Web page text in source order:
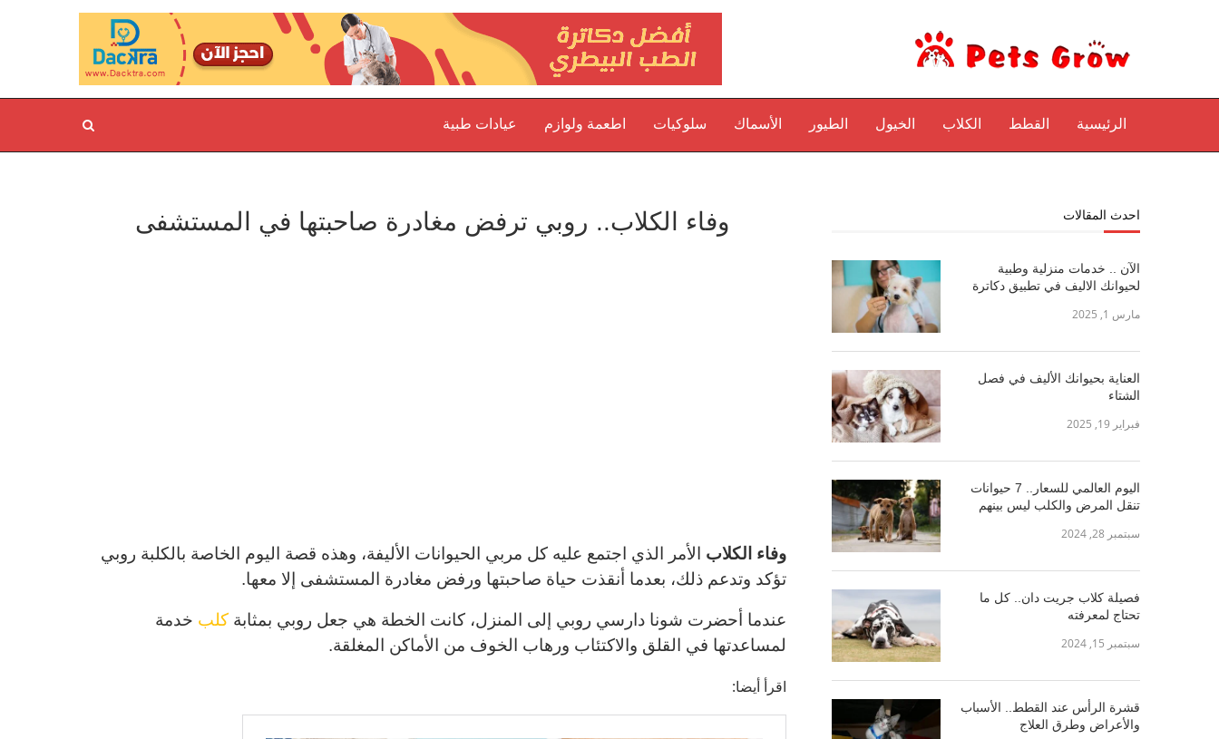
الرئيسية القطط الكلاب الخيول الطيور الأسماك سلوكيات اطعمة ولوازم عيادات طبية
وفاء الكلاب.. روبي ترفض مغادرة صاحبتها في المستشفى
وفاء الكلاب الأمر الذي اجتمع عليه كل مربي الحيوانات الأليفة، وهذه قصة اليوم الخاصة بالكلبة روبي
تؤكد وتدعم ذلك، بعدما أنقذت حياة صاحبتها ورفض مغادرة المستشفى إلا معها.
عندما أحضرت شونا دارسي روبي إلى المنزل، كانت الخطة هي جعل روبي بمثابةكلب خدمة
لمساعدتها في القلق والاكتئاب ورهاب الخوف من الأماكن المغلقة.
اقرأ أيضا:
احدث المقالات
الآن .. خدمات منزلية وطبية
لحيوانك الاليف في تطبيق دكاترة
مارس 1, 2025
العناية بحيوانك الأليف في فصل
الشتاء
فبراير 19, 2025
اليوم العالمي للسعار.. 7 حيوانات
تنقل المرض والكلب ليس بينهم
سبتمبر 28, 2024
فصيلة كلاب جريت دان.. كل ما
تحتاج لمعرفته
سبتمبر 15, 2024
قشرة الرأس عند القطط.. الأسباب
والأعراض وطرق العلاج